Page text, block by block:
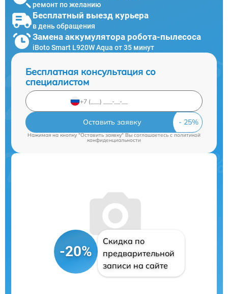
ремонт по желанию
Бесплатный выезд курьера
в день обращения
Замена аккумулятора робота-пылесоса
iBoto Smart L920W Aqua от 35 минут
Бесплатная консультация со
специалистом
Оставить заявку
Нажимая на кнопку "Оставить заявку" Вы соглашаетесь c политикой
конфиденциальности
-20%
Скидка по
предварительной
записи на сайте